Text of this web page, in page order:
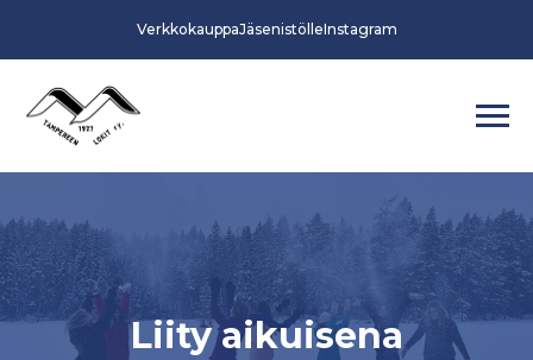
VerkkokauppaJäsenistölleInstagram
Liity aikuisena